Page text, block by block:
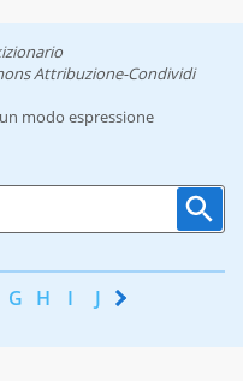
Attribuzione-Condividi
modo espressione
G H I J K